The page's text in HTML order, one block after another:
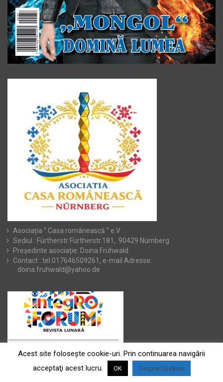
Asociația ” Casa românească ” e.V
Sediul : Fürtherstr Fürtherstr.181, 90429 Nürnberg
Președinte asociație: Doina Frühwald
Contact : tel.017646509261, e-mail Adresse:
doina.fruhwald@yahoo.de
Acest site foloseşte cookie-uri. Prin continuarea navigării
acceptaţi acest lucru.
OK Despre Cookies